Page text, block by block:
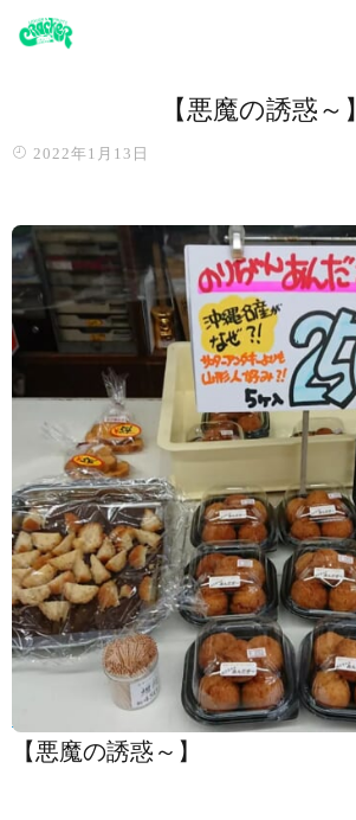
【悪魔の誘惑～️】
2022年1月13日
【悪魔の誘惑～️】